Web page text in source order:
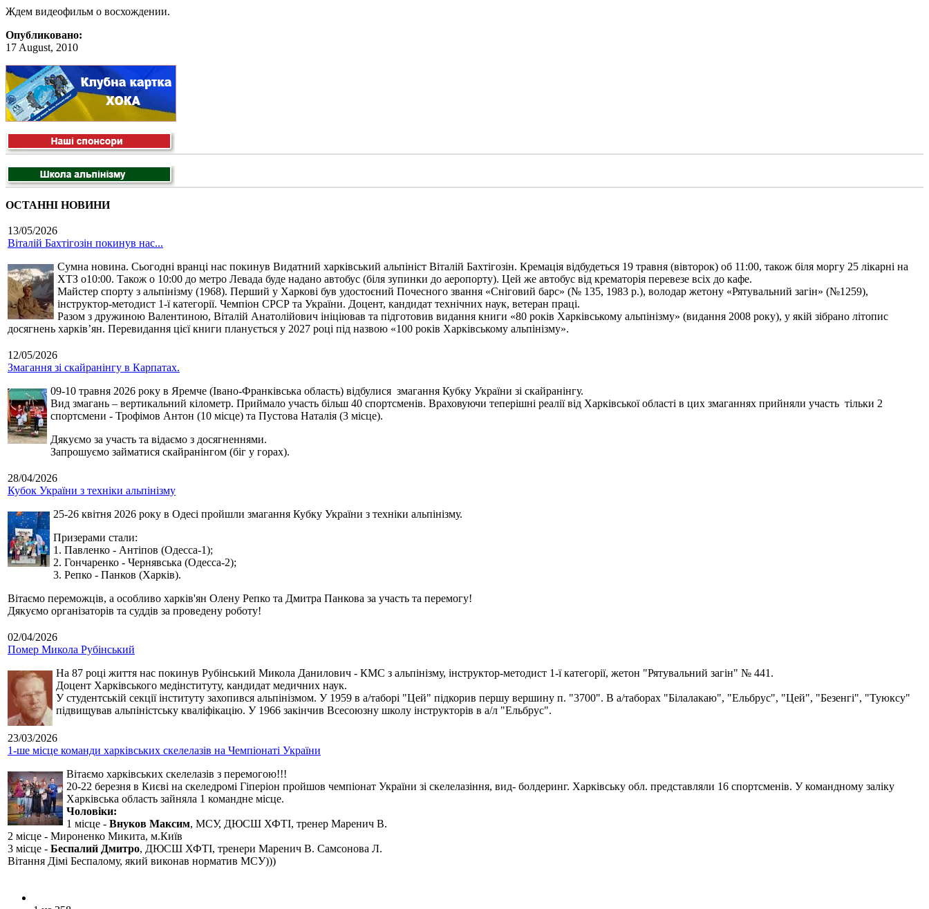
Ждем видеофильм о восхождении.
Опубликовано:
17 August, 2010
ОСТАННІ НОВИНИ
13/05/2026
Віталій Бахтігозін покинув нас...
Сумна новина. Сьогодні вранці нас покинув Видатний харківський альпініст Віталій Бахтігозін. Кремація відбудеться 19 травня (вівторок) об 11:00, також біля моргу 25 лікарні на
ХТЗ о10:00. Також о 10:00 до метро Левада буде надано автобус (біля зупинки до аеропорту). Цей же автобус від крематорія перевезе всіх до кафе.
Майстер спорту з альпінізму (1968). Перший у Харкові був удостоєний Почесного звання «Сніговий барс» (№ 135, 1983 р.), володар жетону «Рятувальний загін» (№1259),
інструктор-методист 1-ї категорії. Чемпіон СРСР та України. Доцент, кандидат технічних наук, ветеран праці.
Разом з дружиною Валентиною, Віталій Анатолійович ініціював та підготовив видання книги «80 років Харківському альпінізму» (видання 2008 року), у якій зібрано літопис
досягнень харків’ян. Перевидання цієї книги планується у 2027 році під назвою «100 років Харківському альпінізму».
12/05/2026
Змагання зі скайранінгу в Карпатах.
09-10 травня 2026 року в Яремче (Івано-Франківська область) відбулися змагання Кубку України зі скайранінгу.
Вид змагань – вертикальний кілометр. Приймало участь більш 40 спортсменів. Враховуючи теперішні реалії від Харківської області в цих змаганнях прийняли участь тільки 2
спортсмени - Трофімов Антон (10 місце) та Пустова Наталія (3 місце).
Дякуємо за участь та відаємо з досягненнями.
Запрошуємо займатися скайранінгом (біг у горах).
28/04/2026
Кубок України з техніки альпінізму
25-26 квітня 2026 року в Одесі пройшли змагання Кубку України з техніки альпінізму.
Призерами стали:
1. Павленко - Антіпов (Одесса-1);
2. Гончаренко - Чернявська (Одесса-2);
3. Репко - Панков (Харків).
Вітаємо переможців, а особливо харків'ян Олену Репко та Дмитра Панкова за участь та перемогу!
Дякуємо організаторів та суддів за проведену роботу!
02/04/2026
Помер Микола Рубінський
На 87 році життя нас покинув Рубінський Микола Данилович - КМС з альпінізму, інструктор-методист 1-ї категорії, жетон "Рятувальний загін" № 441.
Доцент Харківського медінституту, кандидат медичних наук.
У студентській секції інституту захопився альпінізмом. У 1959 в а/таборі "Цей" підкорив першу вершину п. "3700". В а/таборах "Білалакаю", "Ельбрус", "Цей", "Безенгі", "Туюксу"
підвищував альпіністську кваліфікацію. У 1966 закінчив Всесоюзну школу інструкторів в а/л "Ельбрус".
23/03/2026
1-ше місце команди харківських скелелазів на Чемпіонаті України
Вітаємо харківських скелелазів з перемогою!!!
20-22 березня в Києві на скеледромі Гіперіон пройшов чемпіонат України зі скелелазіння, вид- болдеринг. Харківську обл. представляли 16 спортсменів. У командному заліку
Харківська область зайняла 1 командне місце.
Чоловіки:
1 місце - Внуков Максим, МСУ, ДЮСШ ХФТІ, тренер Маренич В.
2 місце - Мироненко Микита, м.Київ
3 місце - Беспалий Дмитро, ДЮСШ ХФТІ, тренери Маренич В. Самсонова Л.
Вітання Дімі Беспалому, який виконав норматив МСУ)))